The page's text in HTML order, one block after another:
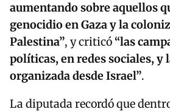
aumentando sobre aquellos
genocidio en Gaza y la
Palestina”, y criticó “las
políticas, en redes sociales,
organizada desde Israel”.
La diputada recordó que